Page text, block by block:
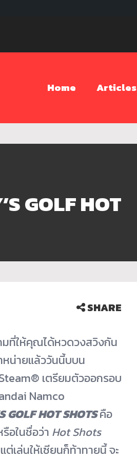
Home Articles
GOLF HOT
SHARE
ที่ให้คุณได้หวดวงสวิงกัน
น่ายแล้ววันนี้บบน
เตรียมตัวออกรอบ
Namco
GOLF HOT SHOTSคือ
อในชื่อว่า Hot Shots
ต่เล่นให้เซียนก็ท้าทายนี้ จะ